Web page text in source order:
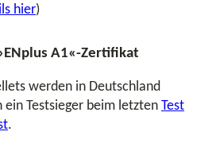
hier)
A1«-Zertifikat
werden in Deutschland
Testsieger beim letzten Test
.